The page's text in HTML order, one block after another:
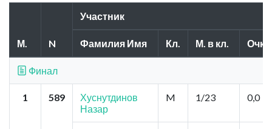
М. N
Участник
Фамилия Имя Кл. М. в кл. Очки
Финал
1 589
Хуснутдинов
Назар
M 1/23 0,0